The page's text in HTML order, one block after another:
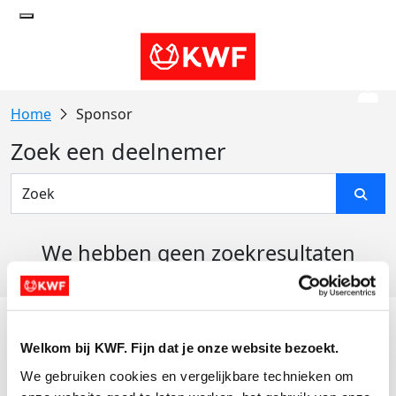
Welkom bij KWF. Fijn dat je onze website bezoekt.
We gebruiken cookies en vergelijkbare technieken om
Sponsor
Zoek een deelnemer
We hebben geen zoekresultaten
Actiematerialen
Evenementen